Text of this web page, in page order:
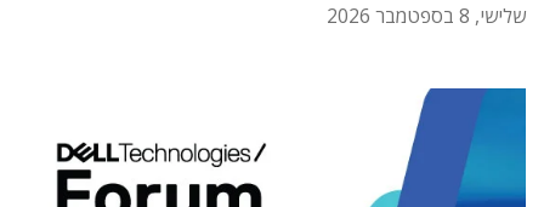
שלישי, 8 בספטמבר 2026